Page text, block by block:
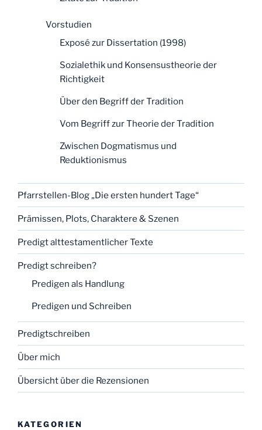
Vorstudien
Exposé zur Dissertation (1998)
Sozialethik und Konsensustheorie der
Richtigkeit
Über den Begriff der Tradition
Vom Begriff zur Theorie der Tradition
Zwischen Dogmatismus und
Reduktionismus
Pfarrstellen-Blog „Die ersten hundert Tage“
Prämissen, Plots, Charaktere & Szenen
Predigt alttestamentlicher Texte
Predigt schreiben?
Predigen als Handlung
Predigen und Schreiben
Predigtschreiben
Über mich
Übersicht über die Rezensionen
KATEGORIEN